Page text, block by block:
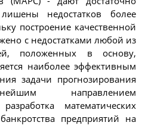
недостатков более
построение качественной
с недостатками любой из
положенных в основу,
наиболее эффективным
задачи прогнозирования
направлением
математических
предприятий на